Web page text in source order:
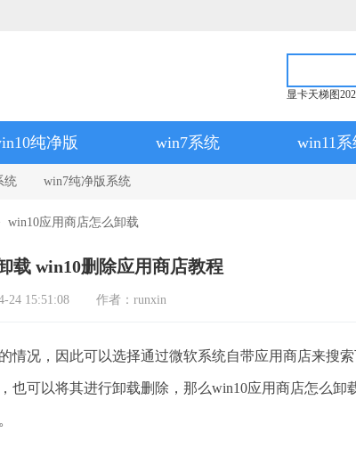
显卡天梯图
纯净版 win7系统 win11
统 win7纯净版系统
win10应用商店怎么卸载
载 win10删除应用商店教程
24 15:51:08 作者：runxin
况，因此可以选择通过微软系统自带应用商店来搜索
可以将其进行卸载删除，那么win10应用商店怎么卸